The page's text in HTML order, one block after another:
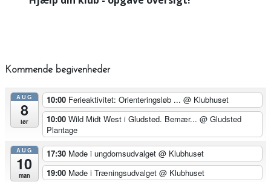
Kommende begivenheder
AUG
8
lør
10:00 Ferieaktivitet: Orienteringsløb ... @ Klubhuset
10:00 Wild Midt West i Gludsted. Bemær... @ Gludsted
Plantage
AUG
10
man
17:30 Møde i ungdomsudvalget @ Klubhuset
19:00 Møde i Træningsudvalget @ Klubhuset